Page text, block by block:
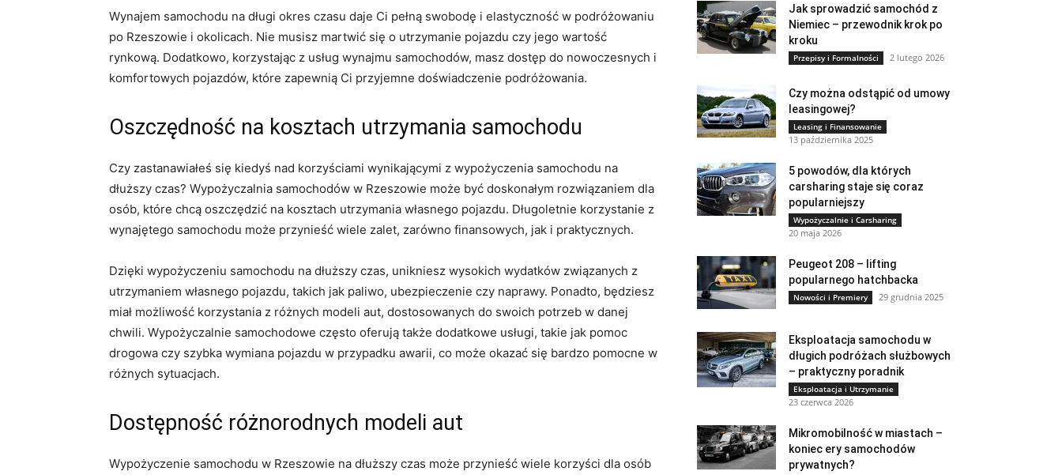
Wynajem samochodu na długi okres czasu ⁢daje Ci pełną swobodę i⁢ elastyczność w podróżowaniu
po Rzeszowie i okolicach. Nie musisz martwić się o utrzymanie pojazdu czy ⁣jego wartość
rynkową. Dodatkowo, ⁢korzystając z usług wynajmu ⁤samochodów, masz ‍dostęp⁤ do nowoczesnych ​i
komfortowych pojazdów, które zapewnią Ci przyjemne doświadczenie⁢ podróżowania.
Oszczędność ​na kosztach utrzymania⁤ samochodu
Czy zastanawiałeś ‌się kiedyś nad korzyściami ⁢wynikającymi z‌ wypożyczenia samochodu na
⁤dłuższy czas? ⁣Wypożyczalnia samochodów ‍w Rzeszowie może‌ być doskonałym rozwiązaniem dla
osób, które chcą oszczędzić na kosztach​ utrzymania własnego pojazdu. Długoletnie korzystanie z​
wynajętego samochodu może przynieść wiele ​zalet, zarówno⁤ finansowych, jak i praktycznych.
Dzięki wypożyczeniu samochodu ⁤na dłuższy czas, unikniesz wysokich wydatków związanych z
utrzymaniem własnego pojazdu, takich jak paliwo, ubezpieczenie⁢ czy naprawy. ‍Ponadto, będziesz​
miał możliwość​ korzystania ⁣z różnych modeli aut,⁤ dostosowanych do swoich potrzeb w danej
chwili. Wypożyczalnie‌ samochodowe często oferują także dodatkowe usługi, takie jak pomoc
⁢drogowa czy szybka wymiana pojazdu w‍ przypadku awarii, co ​może okazać się bardzo‌ pomocne w
różnych‍ sytuacjach.
Dostępność różnorodnych​ modeli aut
Wypożyczenie samochodu w Rzeszowie na dłuższy czas może​ przynieść wiele korzyści⁣ dla ​osób
Jak sprowadzić samochód z
Niemiec – przewodnik krok po
kroku
Przepisy i Formalności 2 lutego 2026
Czy można odstąpić od umowy
leasingowej?
Leasing i Finansowanie
13 października 2025
5 powodów, dla których
carsharing staje się coraz
popularniejszy
Wypożyczalnie i Carsharing
20 maja 2026
Peugeot 208 – lifting
popularnego hatchbacka
Nowości i Premiery 29 grudnia 2025
Eksploatacja samochodu w
długich podróżach służbowych
– praktyczny poradnik
Eksploatacja i Utrzymanie
23 czerwca 2026
Mikromobilność w miastach –
koniec ery samochodów
prywatnych?